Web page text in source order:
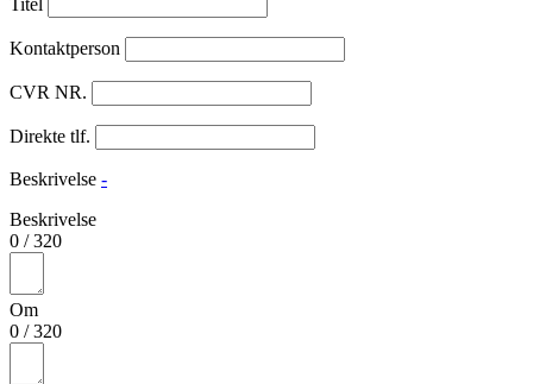
Titel
Kontaktperson
CVR NR.
Direkte tlf.
Beskrivelse -
Beskrivelse
0 /320
Om
0 /320